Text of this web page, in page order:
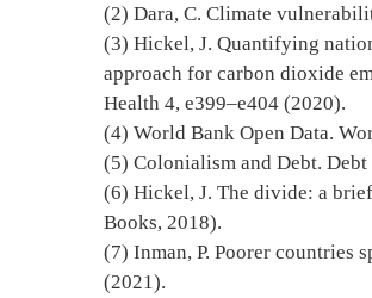
(2) Dara, C. Climate
(3) Hickel, J. Quantifying
approach for carbon dioxide
Health 4, e399–e404 (2020).
(4) World Bank Open Data.
(5) Colonialism and Debt. Debt
(6) Hickel, J. The divide: a
Books, 2018).
(7) Inman, P. Poorer countries
(2021).